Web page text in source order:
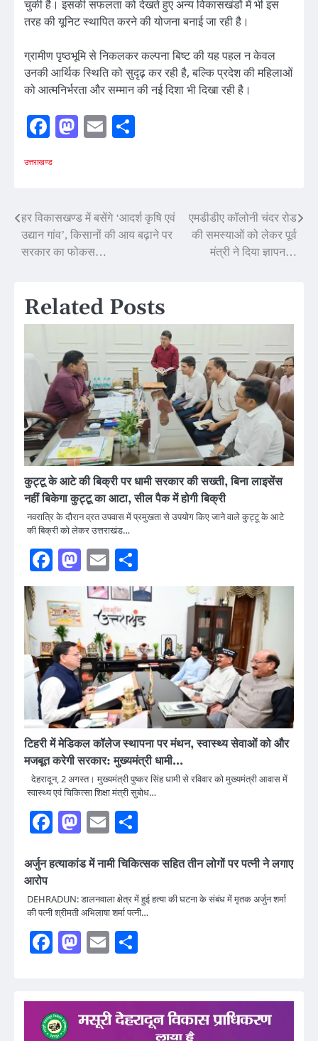
चुकी है। इसकी सफलता को देखते हुए अन्य विकासखंडों में भी इस
तरह की यूनिट स्थापित करने की योजना बनाई जा रही है।
ग्रामीण पृष्ठभूमि से निकलकर कल्पना बिष्ट की यह पहल न केवल
उनकी आर्थिक स्थिति को सुदृढ़ कर रही है, बल्कि प्रदेश की महिलाओं
को आत्मनिर्भरता और सम्मान की नई दिशा भी दिखा रही है।
Facebook
Mastodon
Email
उत्तराखण्ड
Post
navigation
हर विकासखण्ड में बसेंगे ‘आदर्श कृषि एवं
उद्यान गांव’, किसानों की आय बढ़ाने पर
सरकार का फोकस…
एमडीडीए कॉलोनी चंदर रोड
की समस्याओं को लेकर पूर्व
मंत्री ने दिया ज्ञापन…
Related Posts
कुट्टू के आटे की बिक्री पर धामी सरकार की सख्ती, बिना लाइसेंस
नहीं बिकेगा कुट्टू का आटा, सील पैक में होगी बिक्री
नवरात्रि के दौरान व्रत उपवास में प्रमुखता से उपयोग किए जाने वाले कुट्टू के आटे
की बिक्री को लेकर उत्तराखंड…
Facebook
Mastodon
Email
टिहरी में मेडिकल कॉलेज स्थापना पर मंथन, स्वास्थ्य सेवाओं को और
मजबूत करेगी सरकार: मुख्यमंत्री धामी…
देहरादून, 2 अगस्त। मुख्यमंत्री पुष्कर सिंह धामी से रविवार को मुख्यमंत्री आवास में
स्वास्थ्य एवं चिकित्सा शिक्षा मंत्री सुबोध…
Facebook
Mastodon
Email
अर्जुन हत्याकांड में नामी चिकित्सक सहित तीन लोगों पर पत्नी ने लगाए
आरोप
DEHRADUN: डालनवाला क्षेत्र में हुई हत्या की घटना के संबंध में मृतक अर्जुन शर्मा
की पत्नी श्रीमती अभिलाषा शर्मा पत्नी…
Facebook
Mastodon
Email